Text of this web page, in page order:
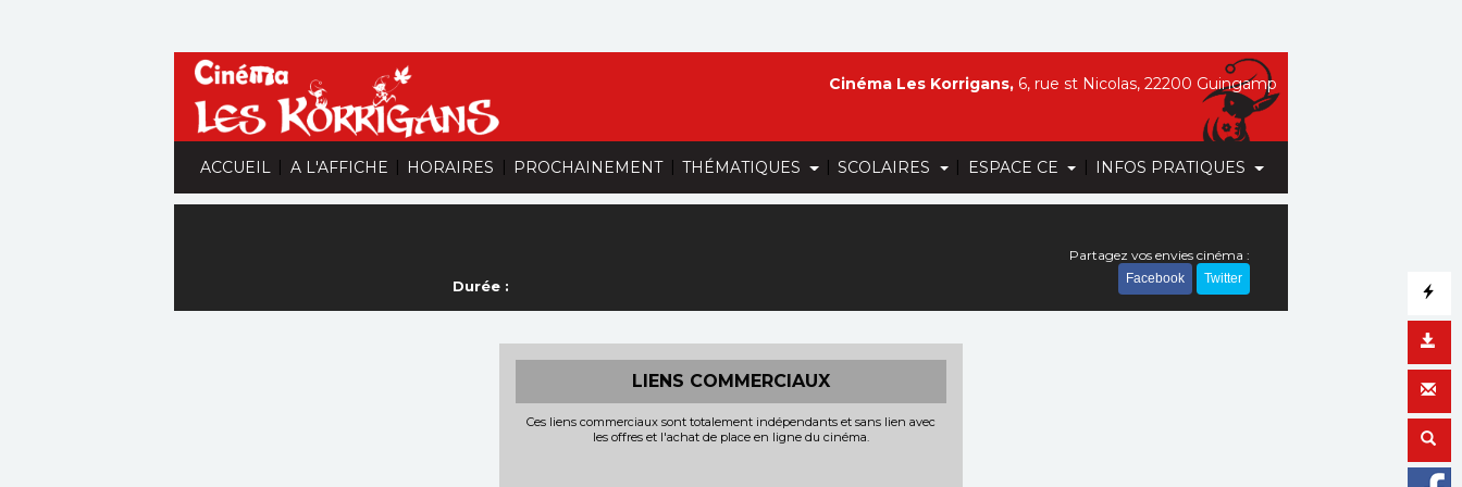
ACCUEIL | A L'AFFICHE | HORAIRES | PROCHAINEMENT | THÉMATIQUES | SCOLAIRES | ESPACE CE | INFOS PRATIQUES
Cinéma Les Korrigans, 6, rue st Nicolas, 22200 Guingamp
Durée :
Partagez vos envies cinéma :
Facebook Twitter
LIENS COMMERCIAUX
Ces liens commerciaux sont totalement indépendants et sans lien avec
les offres et l'achat de place en ligne du cinéma.